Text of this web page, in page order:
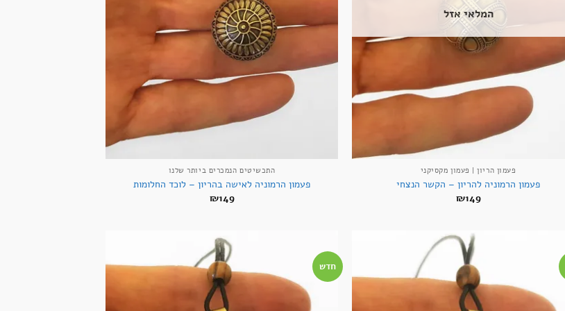
המלאי אזל
פעמון הריון | פעמון מקסיקני
פעמון הרמוניה להריון – הקשר הנצחי
₪149
התכשיטים הנמכרים ביותר שלנו
פעמון הרמוניה לאישה בהריון – לוכד החלומות
₪149
חדש